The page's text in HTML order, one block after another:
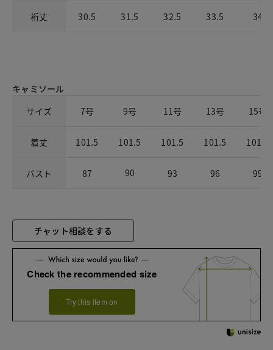
裄丈 30.5 31.5 32.5 33.5 34
キャミソール
サイズ
7号 9号 11号 13号 15号
着丈 101.5 101.5 101.5 101.5 101.5
バスト 87 90 93 96 99
チャット相談をする
Check the recommended size
Try this item on